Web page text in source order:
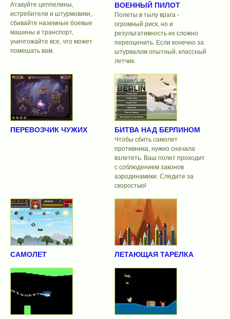
Атакуйте цеппелины,
истребители и штурмовики,
сбивайте наземные боевые
машины и транспорт,
уничтожайте все, что может
помешать вам.
ВОЕННЫЙ ПИЛОТ
Полеты в тылу врага -
огромный риск, но и
результативность их сложно
переоценить. Если конечно за
штурвалом опытный, классный
летчик.
ПЕРЕВОЗЧИК ЧУЖИХ БИТВА НАД БЕРЛИНОМ
Чтобы сбить самолет
противника, нужно сначала
взлететь. Ваш полет проходит
с соблюдением законов
аэродинамики. Следите за
скоростью!
САМОЛЕТ ЛЕТАЮЩАЯ ТАРЕЛКА